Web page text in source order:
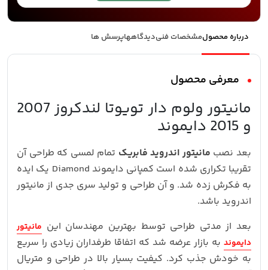
درباره محصولمشخصات فنیدیدگاههاپرسش ها
معرفی محصول
مانیتور ولوم دار تویوتا لندکروز 2007
و 2015 دایموند
بعد نصب مانیتور اندروید فابریک تمام لمسی که طراحی آن
تقریبا تکراری شده است کمپانی دایموند Diamond یک ایده
به فکرش زده شد. و آن طراحی و تولید سری جدی از مانیتور
اندروید باشد.
بعد از مدتی طراحی توسط بهترین مهندسان این مانیتور
دایموند به بازار عرضه شد که اتفاقا طرفداران زیادی را سریع
به خودش جذب کرد. کیفیت بسیار بالا در طراحی و متریال